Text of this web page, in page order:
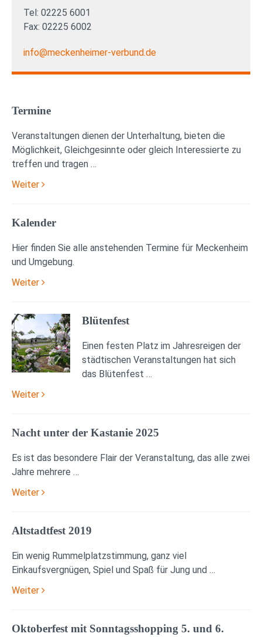
Tel: 02225 6001
Fax: 02225 6002
info@meckenheimer-verbund.de
Termine
Veranstaltungen dienen der Unterhaltung, bieten die
Möglichkeit, Gleichgesinnte oder gleich Interessierte zu
treffen und tragen …
Weiter
Kalender
Hier finden Sie alle anstehenden Termine für Meckenheim
und Umgebung.
Weiter
Blütenfest
Einen festen Platz im Jahresreigen der
städtischen Veranstaltungen hat sich
das Blütenfest …
Weiter
Nacht unter der Kastanie 2025
Es ist das besondere Flair der Veranstaltung, das alle zwei
Jahre mehrere …
Weiter
Altstadtfest 2019
Ein wenig Rummelplatzstimmung, ganz viel
Einkaufsvergnügen, Spiel und Spaß für Jung und …
Weiter
Oktoberfest mit Sonntagsshopping 5. und 6.